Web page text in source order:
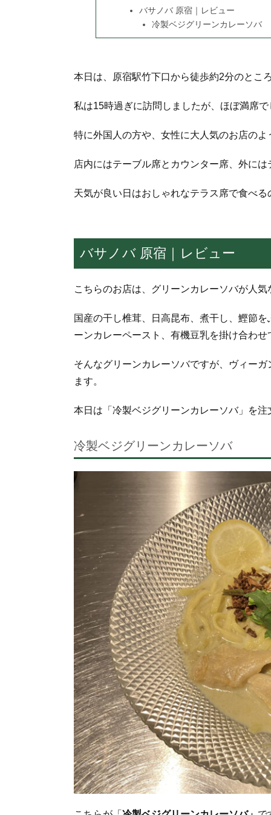
バサノバ 原宿｜レビュー
冷製ベジグリーンカレーソバ
本日は、原宿駅竹下口から徒歩約2分のとこ
私は15時過ぎに訪問しましたが、ほぼ満席で
特に外国人の方や、女性に大人気のお店のよ
店内にはテーブル席とカウンター席、外に
天気が良い日はおしゃれなテラス席で食べ
バサノバ 原宿｜レビュー
こちらのお店は、グリーンカレーソバが人気
国産の干し椎茸、日高昆布、煮干し、鰹節
ーンカレーペースト、有機豆乳を掛け合わ
そんなグリーンカレーソバですが、ヴィー
ます。
本日は「冷製ベジグリーンカレーソバ」を注
冷製ベジグリーンカレーソバ